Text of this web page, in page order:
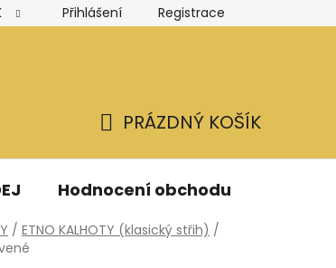
obchodu Obchodní podmínky
Přihlášení Registrace
KOŠÍK
PRÁZDNÝ KOŠÍK
Hodnocení obchodu
/ ETNO KALHOTY (klasický střih) /